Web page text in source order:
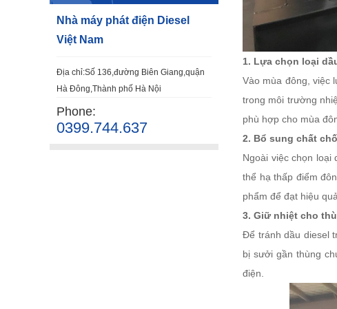
Nhà máy phát điện Diesel
Việt Nam
Địa chỉ:Số 136,đường Biên Giang,quận
Hà Đông,Thành phố Hà Nội
Phone:
0399.744.637
1. Lựa chọn loại
Vào mùa đông, việc
trong môi trường
phù hợp cho mùa
2. Bổ sung chất
Ngoài việc chọn loại
thể hạ thấp điểm
phẩm để đạt hiệu
3. Giữ nhiệt cho
Để tránh dầu diesel
bị sưởi gần thùng
điện.